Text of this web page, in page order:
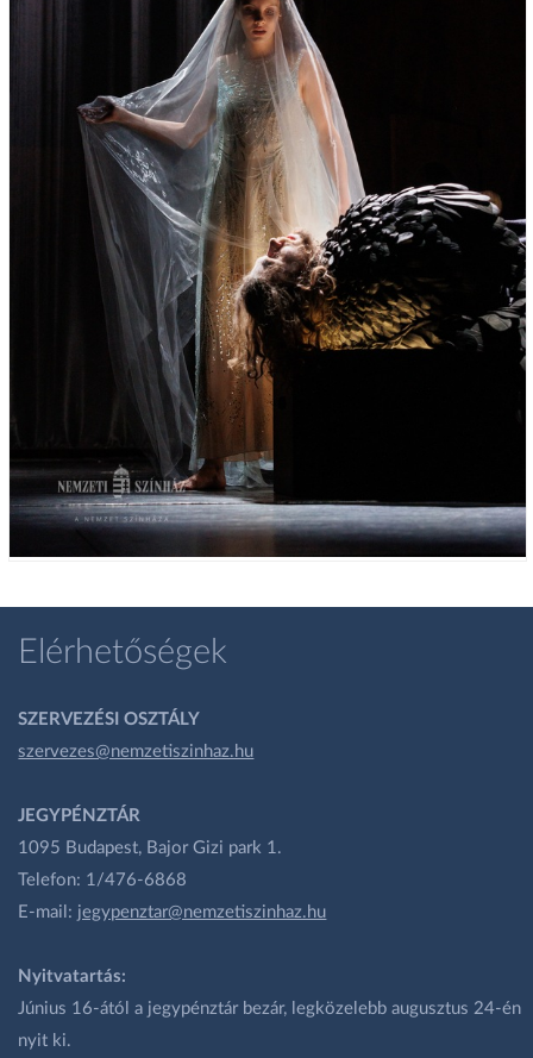
Elérhetőségek
SZERVEZÉSI OSZTÁLY
szervezes@nemzetiszinhaz.hu
JEGYPÉNZTÁR
1095 Budapest, Bajor Gizi park 1.
Telefon: 1/476-6868
E-mail: jegypenztar@nemzetiszinhaz.hu
Nyitvatartás:
Június 16-ától a jegypénztár bezár, legközelebb augusztus 24-én
nyit ki.